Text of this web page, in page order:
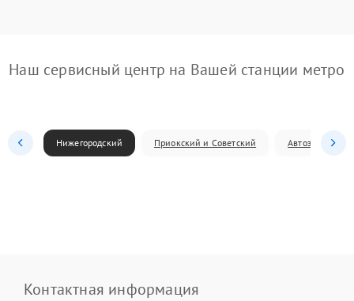
Наш сервисный центр на Вашей станции метро
Нижегородский Приокский и Советский Автозаводский
Контактная информация